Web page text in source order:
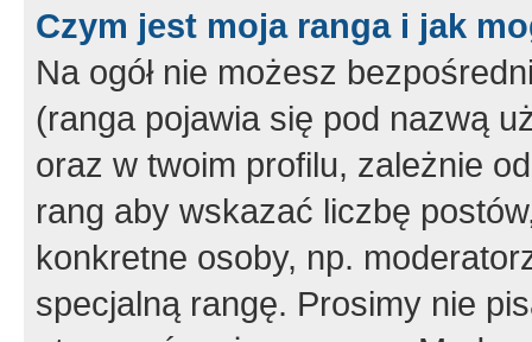
Czym jest moja ranga i jak
Na ogół nie możesz
(ranga pojawia się pod nazwą
oraz w twoim profilu, zależnie
rang aby wskazać liczbę
konkretne osoby, np.
specjalną rangę. Prosimy nie